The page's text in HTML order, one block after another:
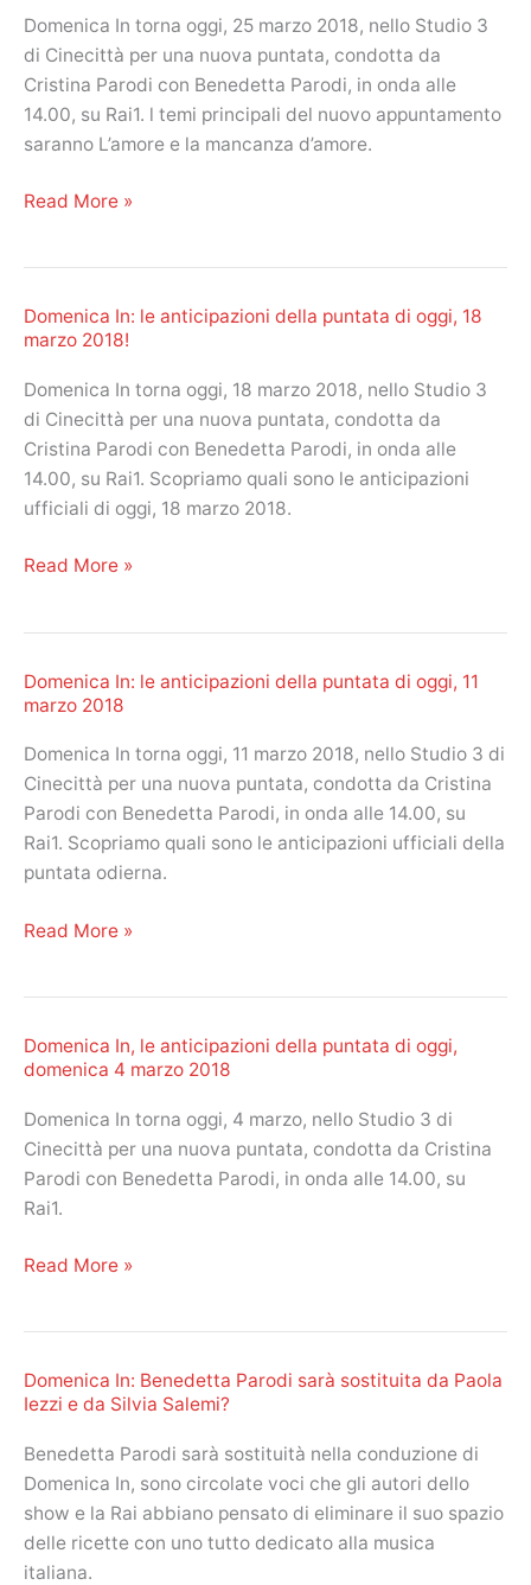
puntata
di
oggi,
1
Domenica In torna oggi, 25 marzo 2018, nello Studio 3
di Cinecittà per una nuova puntata, condotta da
Cristina Parodi con Benedetta Parodi, in onda alle
14.00, su Rai1. l temi principali del nuovo appuntamento
saranno L’amore e la mancanza d’amore.
Domenica
anticipazioni
della
puntata
di
oggi,
25
marzo
Read More »
Domenica In: le anticipazioni della puntata di oggi, 18
marzo 2018!
Domenica In torna oggi, 18 marzo 2018, nello Studio 3
di Cinecittà per una nuova puntata, condotta da
Cristina Parodi con Benedetta Parodi, in onda alle
14.00, su Rai1. Scopriamo quali sono le anticipazioni
ufficiali di oggi, 18 marzo 2018.
Domenica
della
puntata
di
oggi,
18
marzo
2018!
Read More »
Domenica In: le anticipazioni della puntata di oggi, 11
marzo 2018
Domenica In torna oggi, 11 marzo 2018, nello Studio 3 di
Cinecittà per una nuova puntata, condotta da Cristina
Parodi con Benedetta Parodi, in onda alle 14.00, su
Rai1. Scopriamo quali sono le anticipazioni ufficiali della
puntata odierna.
Domenica
della
puntata
di
oggi,
11
marzo
Read More »
Domenica In, le anticipazioni della puntata di oggi,
domenica 4 marzo 2018
Domenica In torna oggi, 4 marzo, nello Studio 3 di
Cinecittà per una nuova puntata, condotta da Cristina
Parodi con Benedetta Parodi, in onda alle 14.00, su
Rai1.
Domenica
della
puntata
di
oggi,
domenica
4
marzo
Read More »
Domenica In: Benedetta Parodi sarà sostituita da Paola
Iezzi e da Silvia Salemi?
Benedetta Parodi sarà sostituità nella conduzione di
Domenica In, sono circolate voci che gli autori dello
show e la Rai abbiano pensato di eliminare il suo spazio
delle ricette con uno tutto dedicato alla musica
italiana.